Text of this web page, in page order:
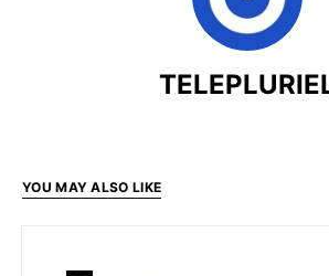
YOU MAY ALSO LIKE